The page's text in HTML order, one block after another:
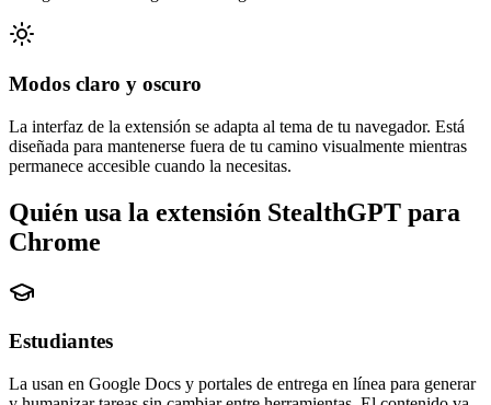
Modos claro y oscuro
La interfaz de la extensión se adapta al tema de tu navegador. Está
diseñada para mantenerse fuera de tu camino visualmente mientras
permanece accesible cuando la necesitas.
Quién usa la extensión StealthGPT para
Chrome
Estudiantes
La usan en Google Docs y portales de entrega en línea para generar